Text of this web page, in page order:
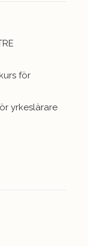
för
yrkeslärare